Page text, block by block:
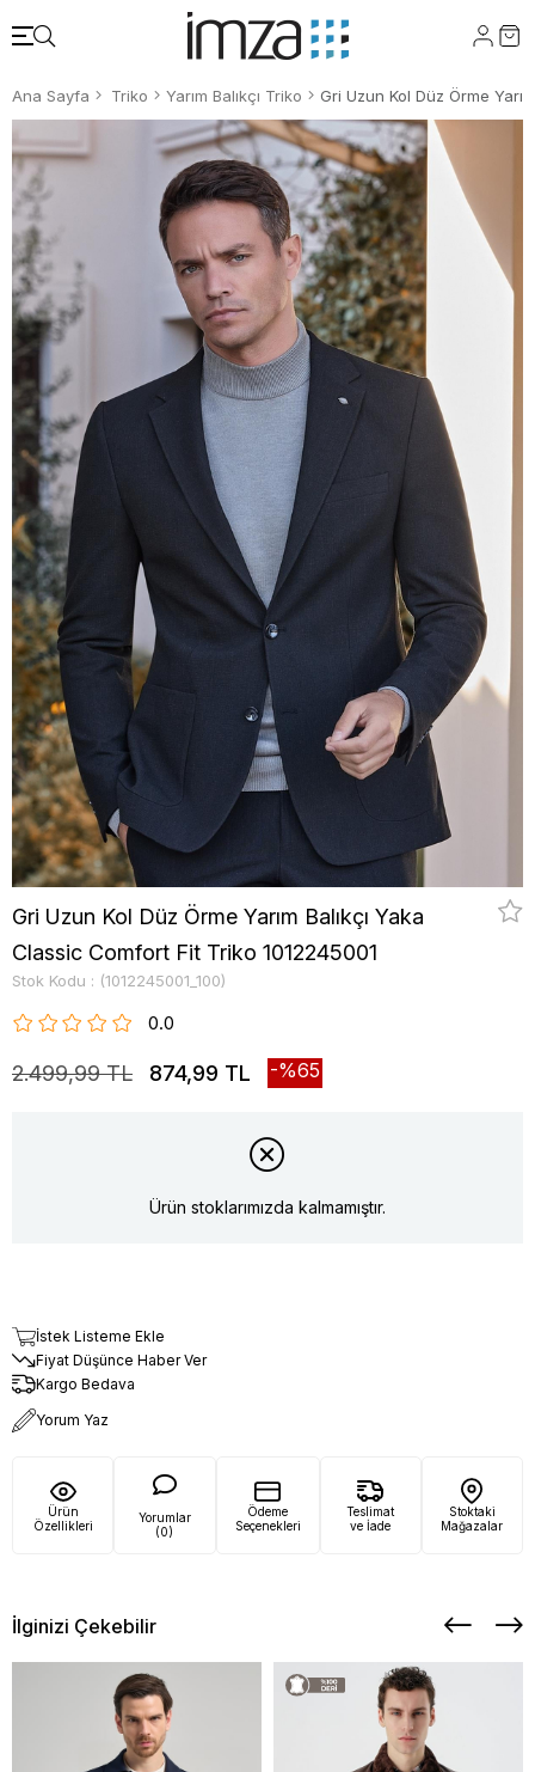
Ana Sayfa Triko Yarım Balıkçı Triko
Gri Uzun Kol Düz Örme Yarım Balıkçı Yaka
Classic Comfort Fit Triko 1012245001
Stok Kodu (1012245001_100)
0.0
2.499,99 TL 874,99 TL 65
Ürün stoklarımızda kalmamıştır.
İstek Listeme Ekle
Fiyat Düşünce Haber Ver
Kargo Bedava
Yorum Yaz
Ürün
Özellikleri
Yorumlar
(0)
Ödeme
Seçenekleri
Teslimat
ve İade
Stoktaki
Mağazalar
İlginizi Çekebilir